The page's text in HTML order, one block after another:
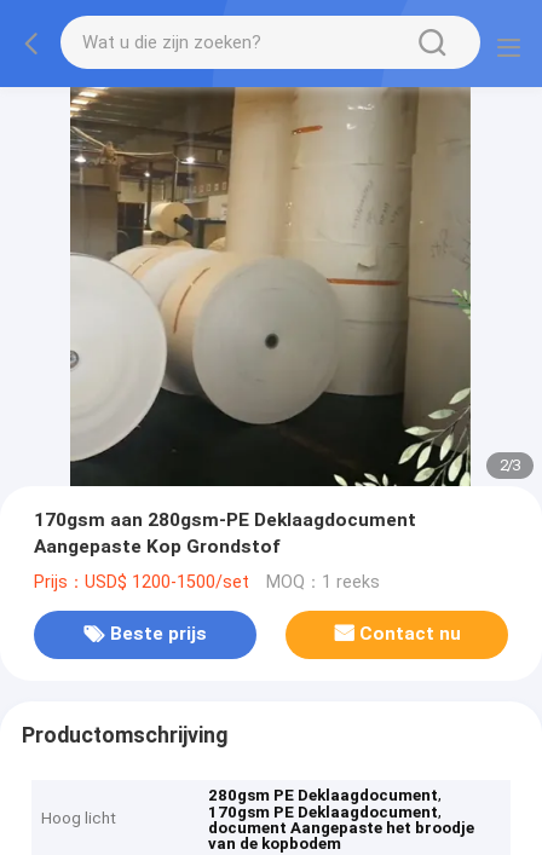
2/3
170gsm aan 280gsm-PE Deklaagdocument
Aangepaste Kop Grondstof
Prijs：USD$ 1200-1500/set MOQ：1 reeks
Beste prijs Contact nu
Productomschrijving
Hoog licht
280gsm PE Deklaagdocument,
170gsm PE Deklaagdocument,
document Aangepaste het broodje
van de kopbodem